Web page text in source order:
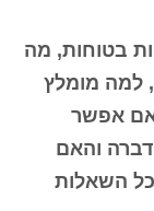
בטוחות, מה
למה מומלץ
אפשר
והאם
כל השאלות